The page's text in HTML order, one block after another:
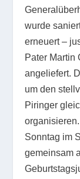
wurde
erneuert –
Pater Martin
angeliefert.
um den
Piringer
Sonntag im
gemeinsam